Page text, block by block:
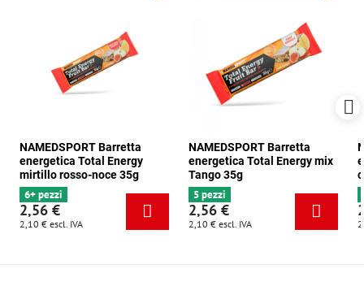
NAMEDSPORT Barretta
energetica Total Energy
mirtillo rosso-noce 35g
6+ pezzi
2,56 €
2,10 € escl. IVA
NAMEDSPORT Barretta
energetica Total Energy mix
Tango 35g
5 pezzi
2,56 €
2,10 € escl. IVA